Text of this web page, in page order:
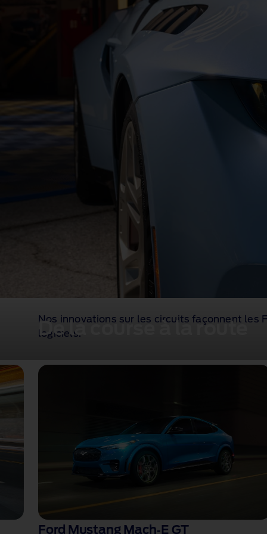
De la course à la route
Nos innovations sur les circuits façonnent les
logiciels.
Ford Mustang Mach‑E GT